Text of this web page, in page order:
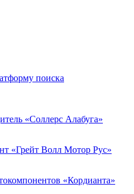
поиска
«Соллерс Алабуга»
«Грейт Волл Мотор Рус»
«Кордианта»